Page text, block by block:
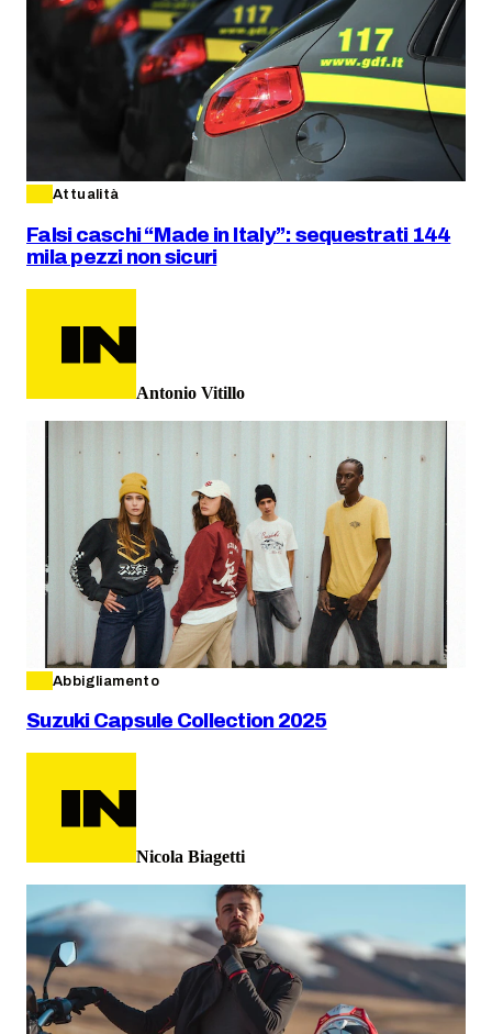
Attualità
Falsi caschi “Made in Italy”: sequestrati 144
mila pezzi non sicuri
Antonio Vitillo
Abbigliamento
Suzuki Capsule Collection 2025
Nicola Biagetti